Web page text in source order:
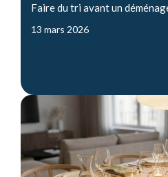
Faire du tri avant un
13 mars 2026